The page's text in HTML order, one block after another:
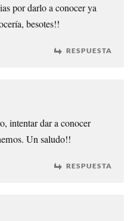
por darlo a conocer ya
besotes!!
RESPUESTA
intentar dar a conocer
Un saludo!!
RESPUESTA